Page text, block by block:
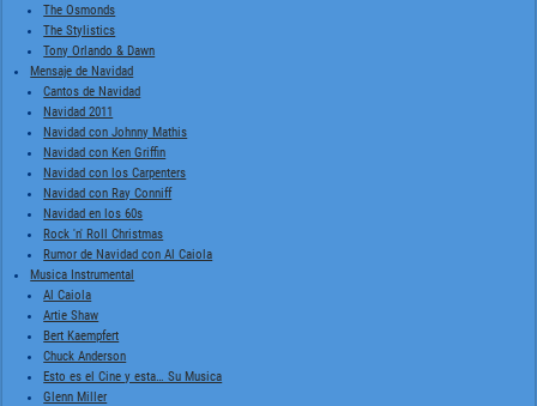
The Osmonds
The Stylistics
Tony Orlando & Dawn
Mensaje de Navidad
Cantos de Navidad
Navidad 2011
Navidad con Johnny Mathis
Navidad con Ken Griffin
Navidad con los Carpenters
Navidad con Ray Conniff
Navidad en los 60s
Rock 'n' Roll Christmas
Rumor de Navidad con Al Caiola
Musica Instrumental
Al Caiola
Artie Shaw
Bert Kaempfert
Chuck Anderson
Esto es el Cine y esta… Su Musica
Glenn Miller